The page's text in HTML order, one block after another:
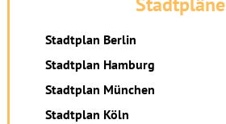
Stadtplan Berlin
Stadtplan Hamburg
Stadtplan München
Stadtplan Köln